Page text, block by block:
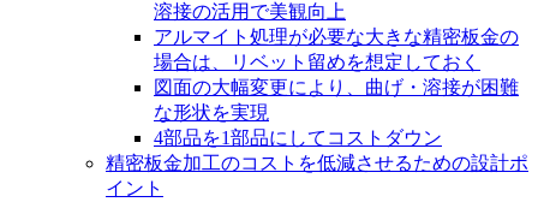
溶接の活用で美観向上
アルマイト処理が必要な大きな精密板金の
場合は、リベット留めを想定しておく
図面の大幅変更により、曲げ・溶接が困難
な形状を実現
4部品を1部品にしてコストダウン
精密板金加工のコストを低減させるための設計ポ
イント